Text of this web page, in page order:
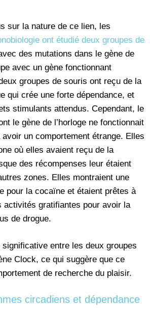
sur la nature de ce lien, les
ont étudié deux groupes de
des mutations dans le gène de
avec un gène fonctionnant
groupes de souris ont reçu de la
qui crée une forte dépendance, et
stimulants attendus. Cependant, le
le gène de l’horloge ne fonctionnait
un comportement étrange. Elles
où elles avaient reçu de la
des récompenses leur étaient
zones. Elles montraient une
pour la cocaïne et étaient prêtes à
activités gratifiantes pour avoir la
de drogue.
entre les deux groupes
Clock, ce qui suggère que ce
de recherche du plaisir.
circadiens et dépendance